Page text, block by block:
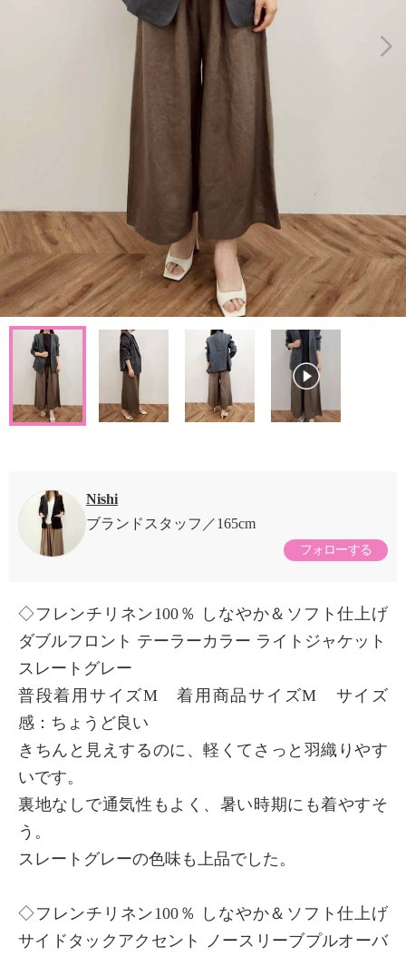
Nishi
ブランドスタッフ
165cm
フォローする
◇フレンチリネン100％ しなやか＆ソフト仕上げ
ダブルフロント テーラーカラー ライトジャケット
スレートグレー
普段着用サイズM 着用商品サイズM サイズ
感：ちょうど良い
きちんと見えするのに、軽くてさっと羽織りやす
いです。
裏地なしで通気性もよく、暑い時期にも着やすそ
う。
スレートグレーの色味も上品でした。
◇フレンチリネン100％ しなやか＆ソフト仕上げ
サイドタックアクセント ノースリーブプルオーバ